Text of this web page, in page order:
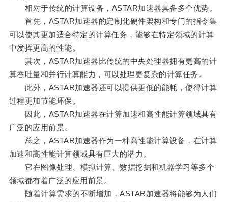
相对于传统的计算设备，ASTAR加速器具备多个优势。
首先，ASTAR加速器的定制化硬件架构和专门的指令集
可以使其更加适合特定的计算任务，能够在特定领域的计算
中发挥更高的性能。
其次，ASTAR加速器比传统的中央处理器拥有更高的计
算吞吐量和并行计算能力，可以处理更复杂的计算任务。
此外，ASTAR加速器还可以提供更低的能耗，使得计算
过程更加节能环保。
因此，ASTAR加速器在计算加速和高性能计算领域具有
广泛的应用前景。
总之，ASTAR加速器作为一种高性能计算设备，在计算
加速和高性能计算领域具有巨大的潜力。
它在图像处理、模拟计算、数据挖掘和机器学习等多个
领域都有着广泛的应用前景。
随着计算需求的不断增加，ASTAR加速器将能够为人们